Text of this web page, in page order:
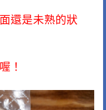
還是未熟的狀
！